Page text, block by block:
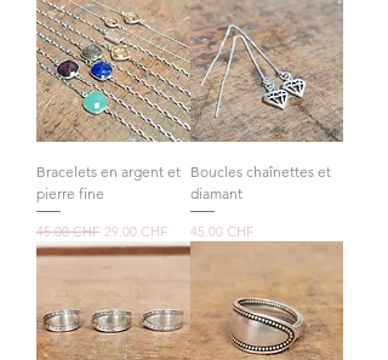
Bracelets en argent et
pierre fine
Prix original
45.00 CHF Prix promotionnel
29.00 CHF
Boucles chaînettes et
diamant
Prix
45.00 CHF